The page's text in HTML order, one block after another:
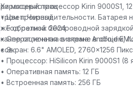
ри мощный процессор Kirin 9000S1,
тром производительности. Батарея
же обратной беспроводной
канер отпечатка в экране в общем,
сов.
Характеристики:
• Цвет: Черный
• Год релиза: 2024
• Операционная система: Android
• Экран: 6.6" AMOLED, 2760x1256
• Процессор: HiSilicon Kirin 9000S1 (8
• Оперативная память: 12 ГБ
• Встроенная память: 256 ГБ